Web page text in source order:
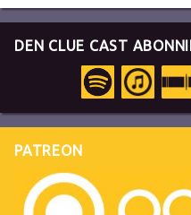
DEN CLUE CAST
PATREON